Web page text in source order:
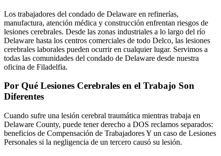
Los trabajadores del condado de Delaware en refinerías,
manufactura, atención médica y construcción enfrentan riesgos de
lesiones cerebrales. Desde las zonas industriales a lo largo del río
Delaware hasta los centros comerciales de todo Delco, las lesiones
cerebrales laborales pueden ocurrir en cualquier lugar. Servimos a
todas las comunidades del condado de Delaware desde nuestra
oficina de Filadelfia.
Por Qué Lesiones Cerebrales en el Trabajo Son
Diferentes
Cuando sufre una lesión cerebral traumática mientras trabaja en
Delaware County, puede tener derecho a DOS reclamos separados:
beneficios de Compensación de Trabajadores Y un caso de Lesiones
Personales si la negligencia de un tercero causó su lesión.